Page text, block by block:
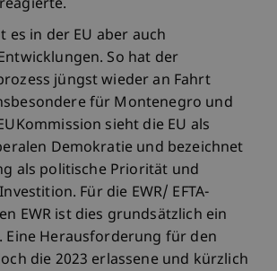
es in der EU aber auch
So hat der
jüngst wieder an Fahrt
für Montenegro und
sieht die EU als
Demokratie und bezeichnet
als politische Priorität und
Für die EWR/ EFTA-
EWR ist dies grundsätzlich ein
Eine Herausforderung für den
die 2023 erlassene und kürzlich